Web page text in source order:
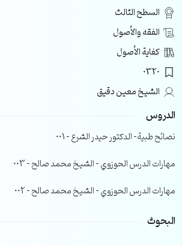
السطح الثالث
الفقه والأصول
كفاية الأصول
0320
الشيخ معين دقيق
الدروس
نصائح طبية- الدكتور حيدر الشرع – 001
مهارات الدرس الحوزوي – الشيخ محمد صالح – 003
مهارات الدرس الحوزوي – الشيخ محمد صالح – 002
البحوث